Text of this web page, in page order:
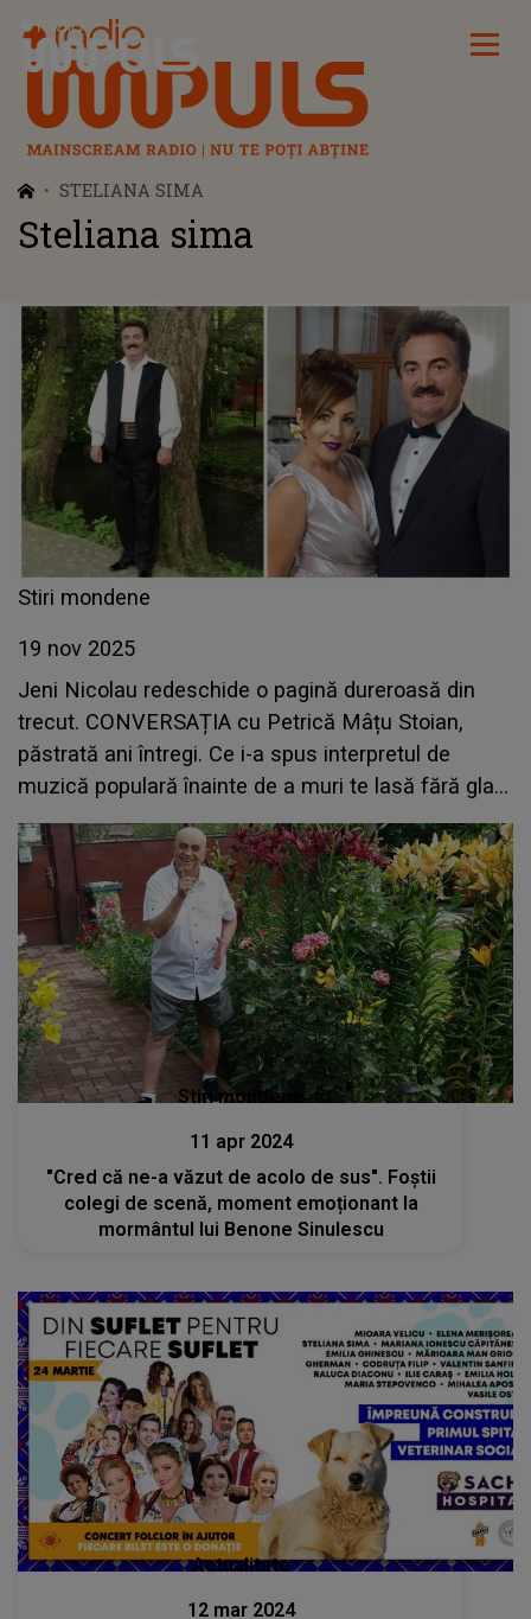
Radio Impuls
STELIANA SIMA
Steliana sima
Stiri mondene
19 nov 2025
Jeni Nicolau redeschide o pagină dureroasă din
trecut. CONVERSAȚIA cu Petrică Mâțu Stoian,
păstrată ani întregi. Ce i-a spus interpretul de
muzică populară înainte de a muri te lasă fără glas:
"Tot ce s-a scris sau s-a auzit altfel a fost doar..."
Stiri mondene
11 apr 2024
"Cred că ne-a văzut de acolo de sus". Foștii
colegi de scenă, moment emoționant la
mormântul lui Benone Sinulescu
Actualitate
12 mar 2024